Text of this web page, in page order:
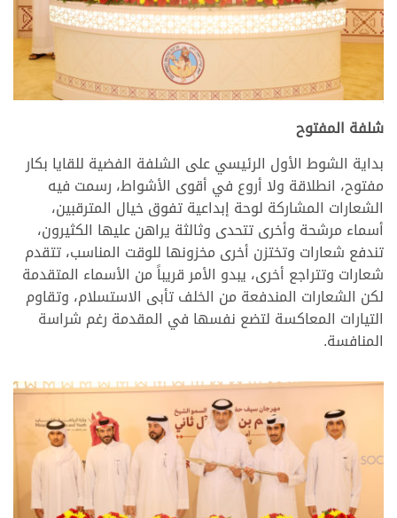
شلفة المفتوح
بداية الشوط الأول الرئيسي على الشلفة الفضية للقايا بكار
مفتوح، انطلاقة ولا أروع في أقوى الأشواط، رسمت فيه
الشعارات المشاركة لوحة إبداعية تفوق خيال المترقبين،
أسماء مرشحة وأخرى تتحدى وثالثة يراهن عليها الكثيرون،
تندفع شعارات وتختزن أخرى مخزونها للوقت المناسب، تتقدم
شعارات وتتراجع أخرى، يبدو الأمر قريباً من الأسماء المتقدمة
لكن الشعارات المندفعة من الخلف تأبى الاستسلام، وتقاوم
التيارات المعاكسة لتضع نفسها في المقدمة رغم شراسة
المنافسة.